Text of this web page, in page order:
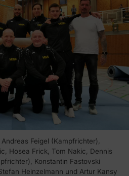
Feigel (Kampfrichter),
Hosea Frick, Tom Nakic, Dennis
Konstantin Fastovski
Heinzelmann und Artur Kansy